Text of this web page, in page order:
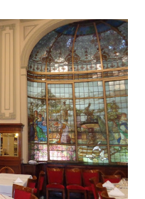
más salada". Pasaron
llevó con él a probar la
para que yo, ya adulta,
en la mesa de un bar a
gran Tortoni para
en la que
agolpados a sus
y todo el tiempo